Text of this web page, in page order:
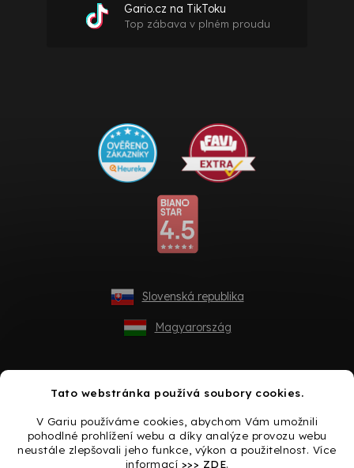
Tato webstránka používá soubory cookies.
V Gariu používáme cookies, abychom Vám umožnili
pohodlné prohlížení webu a díky analýze provozu webu
neustále zlepšovali jeho funkce, výkon a použitelnost. Více
informací >>> ZDE.
Gario.cz na TikToku
Top zábava v plném proudu
Slovenská republika
Magyarország